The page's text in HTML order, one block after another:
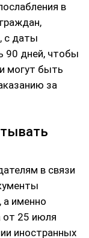
в
с даты
90 дней, чтобы
могут быть
за
в связи
а именно
от 25 июля
иностранных